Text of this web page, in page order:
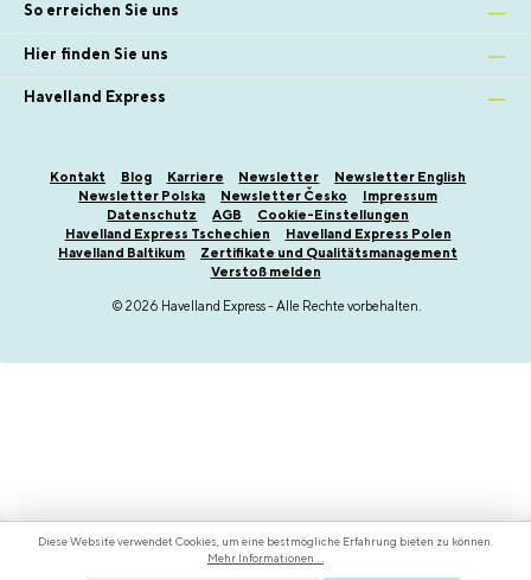
So erreichen Sie uns
Hier finden Sie uns
Havelland Express
Kontakt Blog Karriere Newsletter
Newsletter English
Newsletter Polska
Newsletter Česko
Impressum
Datenschutz
AGB
Cookie-Einstellungen
Havelland Express Tschechien
Havelland Express Polen
Havelland Baltikum
Zertifikate und Qualitätsmanagement
Verstoß melden
© 2026 Havelland Express - Alle Rechte vorbehalten.
Diese Website verwendet Cookies, um eine bestmögliche Erfahrung bieten zu können.
Mehr Informationen ...